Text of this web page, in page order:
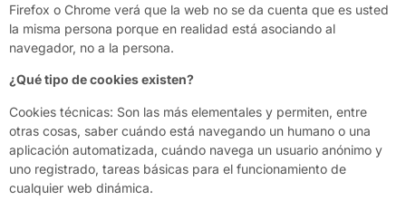
Firefox o Chrome verá que la web no se da cuenta que es usted
la misma persona porque en realidad está asociando al
navegador, no a la persona.
¿Qué tipo de cookies existen?
Cookies técnicas: Son las más elementales y permiten, entre
otras cosas, saber cuándo está navegando un humano o una
aplicación automatizada, cuándo navega un usuario anónimo y
uno registrado, tareas básicas para el funcionamiento de
cualquier web dinámica.